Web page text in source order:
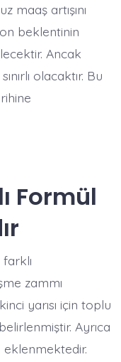
maaş artışını
beklentinin
Ancak
olacaktır. Bu
Formül
zammı
yarısı için toplu
Ayrıca
eklenmektedir.